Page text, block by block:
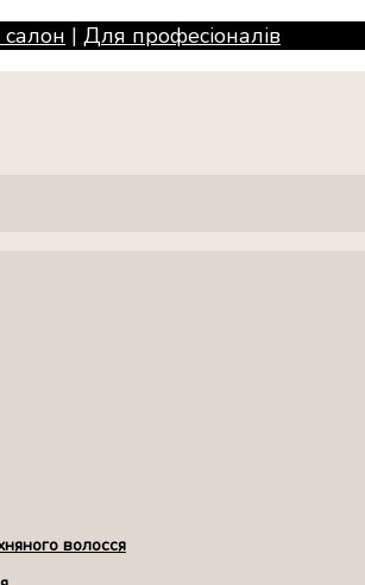
| Для професiоналiв
волосся